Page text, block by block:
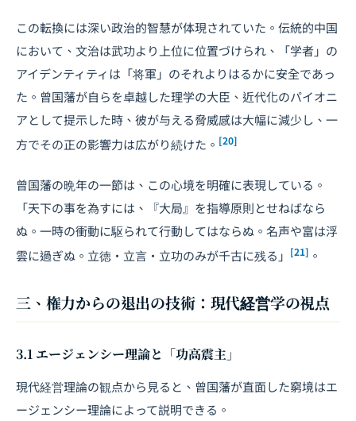
この転換には深い政治的智慧が体現されていた。伝統的中国
において、文治は武功より上位に位置づけられ、「学者」の
アイデンティティは「将軍」のそれよりはるかに安全であっ
た。曾国藩が自らを卓越した理学の大臣、近代化のパイオニ
アとして提示した時、彼が与える脅威感は大幅に減少し、一
方でその正の影響力は広がり続けた。 [20]
曾国藩の晩年の一節は、この心境を明確に表現している。
「天下の事を為すには、『大局』を指導原則とせねばなら
ぬ。一時の衝動に駆られて行動してはならぬ。名声や富は浮
雲に過ぎぬ。立徳・立言・立功のみが千古に残る」 [21] 。
三、権力からの退出の技術：現代経営学の視点
3.1 エージェンシー理論と「功高震主」
現代経営理論の観点から見ると、曾国藩が直面した窮境はエ
ージェンシー理論によって説明できる。